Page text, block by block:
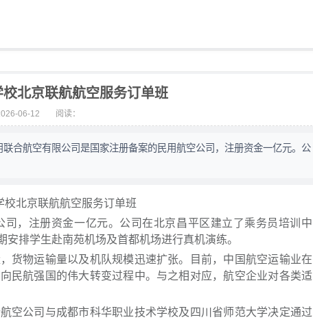
北京联航航空服务订单班
06-12 阅读：
合航空有限公司是国家注册备案的民用航空公司，注册资金一亿元。公
校北京联航航空服务订单班
，注册资金一亿元。公司在北京昌平区建立了乘务员培训中
安排学生赴南苑机场及首都机场进行真机演练。
货物运输量以及机队规模迅速扩张。目前，中国航空运输业在
民航强国的伟大转变过程中。与之相对应，航空企业对各类适
空公司与成都市科华职业技术学校及四川省师范大学决定通过